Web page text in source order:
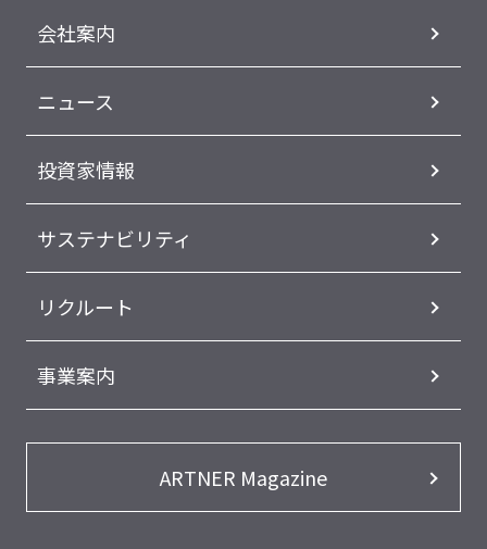
会社案内
ニュース
投資家情報
サステナビリティ
リクルート
事業案内
ARTNER Magazine